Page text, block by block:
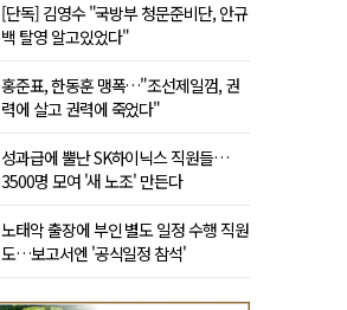
[단독] 김영수 "국방부 청문준비단, 안규
백 탈영 알고있었다"
홍준표, 한동훈 맹폭…"조선제일껌, 권
력에 살고 권력에 죽었다"
성과급에 뿔난 SK하이닉스 직원들…
3500명 모여 '새 노조' 만든다
노태악 출장에 부인 별도 일정 수행 직원
도…보고서엔 '공식일정 참석'